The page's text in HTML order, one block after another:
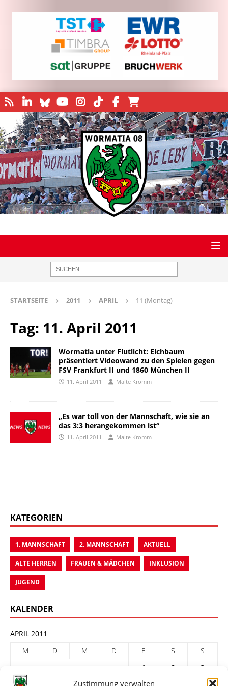
Zustimmung verwalten
STARTSEITE 2011 APRIL 11 (Montag)
Tag: 11. April 2011
Wormatia unter Flutlicht: Eichbaum
präsentiert Videowand zu den Spielen gegen
FSV Frankfurt II und 1860 München II
11. April 2011 Malte Kromm
„Es war toll von der Mannschaft, wie sie an
das 3:3 herangekommen ist“
11. April 2011 Malte Kromm
KATEGORIEN
1. MANNSCHAFT 2. MANNSCHAFT AKTUELL
ALTE HERREN FRAUEN & MÄDCHEN INKLUSION
JUGEND
KALENDER
APRIL 2011
M
D M D F S
S
1
2
3